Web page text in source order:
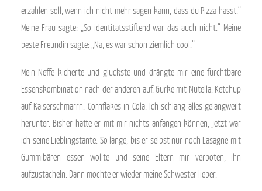
erzählen soll, wenn ich nicht mehr sagen kann, dass du Pizza hasst.“
Meine Frau sagte: „So identitätsstiftend war das auch nicht.“ Meine
beste Freundin sagte: „Na, es war schon ziemlich cool.“
Mein Neffe kicherte und gluckste und drängte mir eine furchtbare
Essenskombination nach der anderen auf. Gurke mit Nutella. Ketchup
auf Kaiserschmarrn. Cornflakes in Cola. Ich schlang alles gelangweilt
herunter. Bisher hatte er mit mir nichts anfangen können, jetzt war
ich seine Lieblingstante. So lange, bis er selbst nur noch Lasagne mit
Gummibären essen wollte und seine Eltern mir verboten, ihn
aufzustacheln. Dann mochte er wieder meine Schwester lieber.